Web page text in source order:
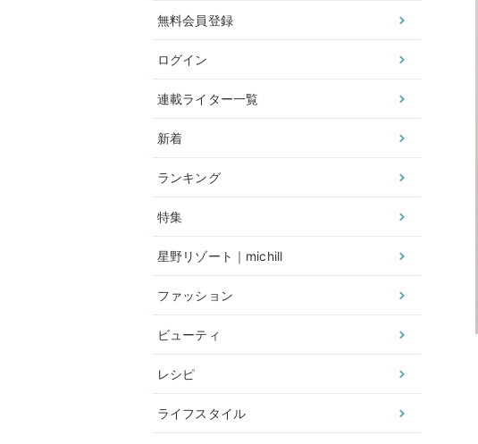
無料会員登録
ログイン
連載ライター一覧
新着
ランキング
特集
星野リゾート｜michill
ファッション
ビューティ
レシピ
ライフスタイル